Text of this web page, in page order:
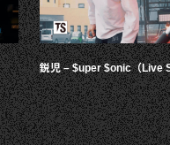
鋭児 – $uper $onic（Live